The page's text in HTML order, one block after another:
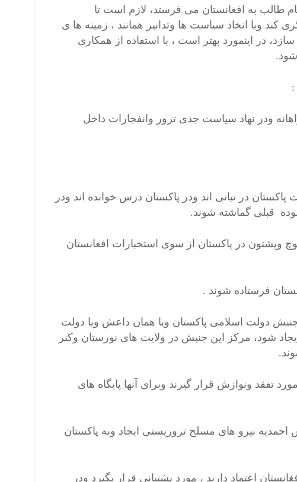
طالب به افغانستان می فرستد، لازم است تا
کند وبا اتخاذ سیاست ها وتدابیر همانند ، زمینه ها ی
در اینمورد بهتر است ، با استفاده از همکاری
شود.
:
ودر نهاد سیاست جدی ترور وانفجارات داخل
در تبانی اند ودر پاکستان درس خوانده اند ودر
قبلی گماشته شوند.
در پاکستان از سوی استخبارات افغانستان
فرستاده شوند .
دولت اسلامی پاکستان ویا همان داعش ویا دولت
شود، مرکز این جنبش در ولایت های نورستان وکنر
ونوازش قرار گیرند وبرای آنها پایگاه های
نیرو های مسلح تروریستی ایجاد وبه پاکستان
اعتماد دارند ، مورد پشتبانی قرار بگیرد ودر